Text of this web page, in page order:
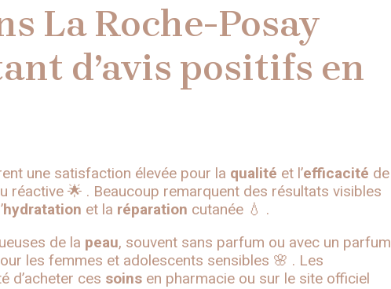
La Roche-Posay
d’avis positifs en
une satisfaction élevée pour la qualité et l’efficacité de
réactive 🌟 . Beaucoup remarquent des résultats visibles
hydratation et la réparation cutanée 💧 .
de la peau, souvent sans parfum ou avec un parfum
les femmes et adolescents sensibles 🌸 . Les
d’acheter ces soins en pharmacie ou sur le site officiel